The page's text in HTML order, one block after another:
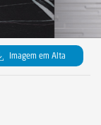
Imagem em Alta